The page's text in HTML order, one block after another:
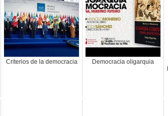
Criterios de la democracia Democracia oligarquia